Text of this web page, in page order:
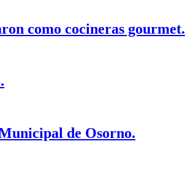
como cocineras gourmet.
de Osorno.